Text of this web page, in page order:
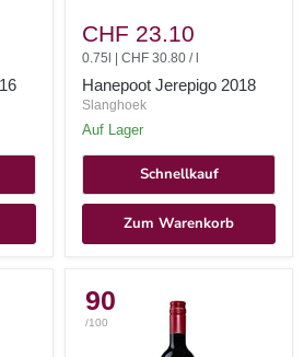
Jerepigo
2018
CHF 23.10
0.75l CHF 30.80 /
Hanepoot Jerepigo 2018
Slanghoek
auf Lager
Schnellkauf
Zum Warenkorb
90
/100